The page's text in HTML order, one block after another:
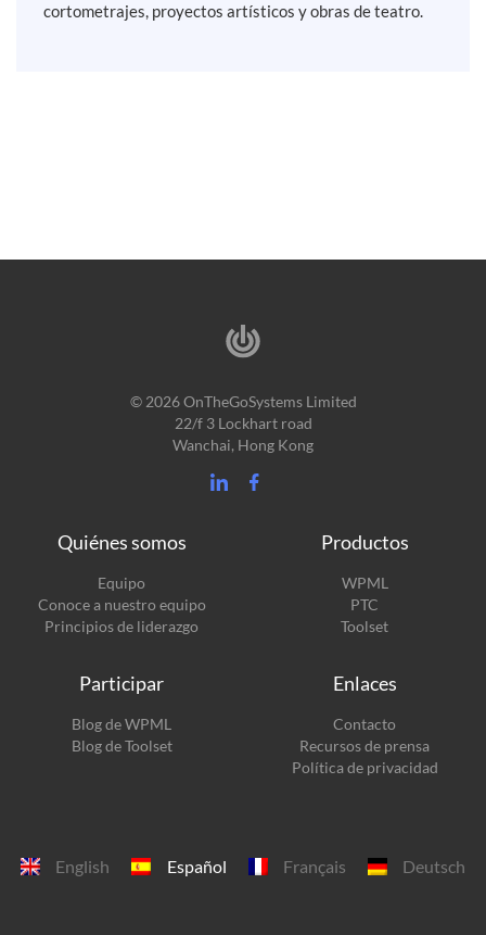
cortometrajes, proyectos artísticos y obras de teatro.
© 2026 OnTheGoSystems Limited
22/f 3 Lockhart road
Wanchai, Hong Kong
Quiénes somos
Equipo
Conoce a nuestro equipo
Principios de liderazgo
Productos
WPML
en
ventana)
PTC
abre
nueva
Toolset(se
una
ventana)
Participar
Blog de WPML
abre
Blog de Toolset(se
Enlaces
Contacto
Recursos de prensa
Política de privacidad
English Español Français Deutsch